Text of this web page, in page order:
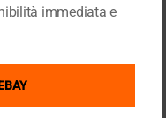
Triangle
immediata e